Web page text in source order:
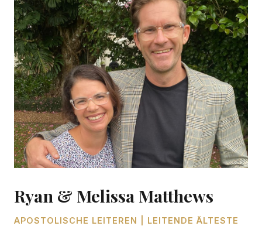
Ryan & Melissa Matthews
APOSTOLISCHE LEITEREN | LEITENDE ÄLTESTE